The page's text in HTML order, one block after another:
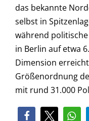
das bekannte
selbst in
während
in Berlin auf etwa
Dimension
Größenordnung
mit rund 31.000